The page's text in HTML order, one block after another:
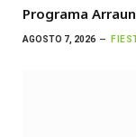
Programa
AGOSTO 7, 2026